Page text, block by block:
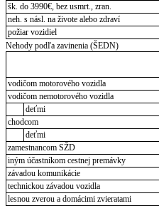
šk. do 3990€, bez usmrt., zran.
neh. s násl. na živote alebo zdraví
požiar vozidiel
Nehody podľa zavinenia (ŠEDN)
vodičom motorového vozidla
vodičom nemotorového vozidla
deťmi
chodcom
deťmi
zamestnancom SŽD
iným účastníkom cestnej premávky
závadou komunikácie
technickou závadou vozidla
lesnou zverou a domácimi zvieratami